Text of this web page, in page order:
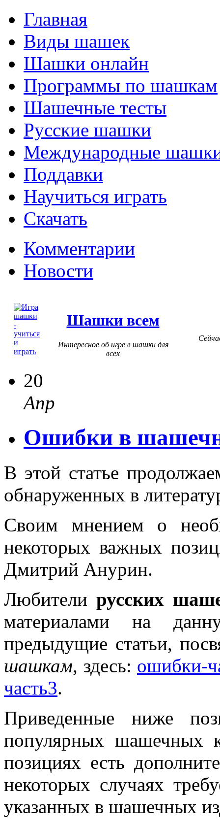
Главная
Виды шашек
Шашки онлайн
Программы по шашкам
Шашечные тесты
Русские шашки
Международные
Поддавки
Научиться играть
Скачать
Комментарии
Новости
Шашки всем
Интересное об игре в шашки для
всех
20
Апр
Ошибки в
В этой статье
обнаруженных в
Своим мнением о
некоторых важных
Дмитрий Анурин.
Любителирусских
материалами на
предыдущие статьи,
шашкам, здесь: ошибки-
часть3.
Приведенные ниже
популярных шашечных
позициях есть
некоторых случаях
указанных в шашечных